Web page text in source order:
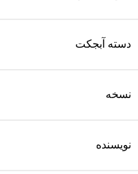
دسته آبجکت
نسخه
نویسنده